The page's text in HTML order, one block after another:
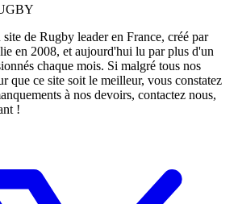
de Rugby leader en France, créé par
en 2008, et aujourd'hui lu par plus d'un
chaque mois. Si malgré tous nos
que ce site soit le meilleur, vous constatez
à nos devoirs, contactez nous,
!